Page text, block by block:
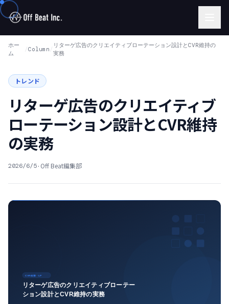
ホー
ム
/ Column /
リターゲ広告のクリエイティブローテーション設計とCVR維持の
実務
トレンド
リターゲ広告のクリエイティブ
ローテーション設計とCVR維持
の実務
2026/6/5· Off Beat編集部